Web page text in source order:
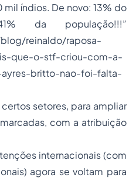
índios. De novo: 13% do
da população!!!”
reinaldo/raposa-
que-o-stf-criou-com-a-
britto-nao-foi-falta-
setores, para ampliar
com a atribuição
internacionais (com
agora se voltam para